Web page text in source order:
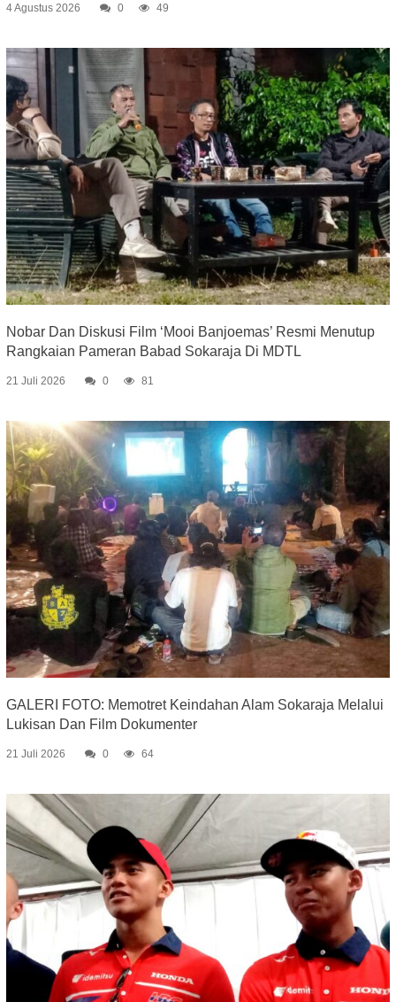
4 Agustus 2026 0 49
Nobar Dan Diskusi Film ‘Mooi Banjoemas’ Resmi Menutup
Rangkaian Pameran Babad Sokaraja Di MDTL
21 Juli 2026 0 81
GALERI FOTO: Memotret Keindahan Alam Sokaraja Melalui
Lukisan Dan Film Dokumenter
21 Juli 2026 0 64